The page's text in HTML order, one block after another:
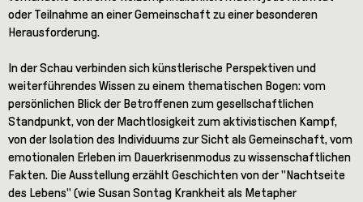
oder Teilnahme an einer Gemeinschaft zu einer besonderen
Herausforderung.
In der Schau verbinden sich künstlerische Perspektiven und
weiterführendes Wissen zu einem thematischen Bogen: vom
persönlichen Blick der Betroffenen zum gesellschaftlichen
Standpunkt, von der Machtlosigkeit zum aktivistischen Kampf,
von der Isolation des Individuums zur Sicht als Gemeinschaft, vom
emotionalen Erleben im Dauerkrisenmodus zu wissenschaftlichen
Fakten. Die Ausstellung erzählt Geschichten von der "Nachtseite
des Lebens" (wie Susan Sontag Krankheit als Metapher